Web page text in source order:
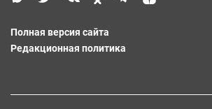
Полная версия сайта
Редакционная политика